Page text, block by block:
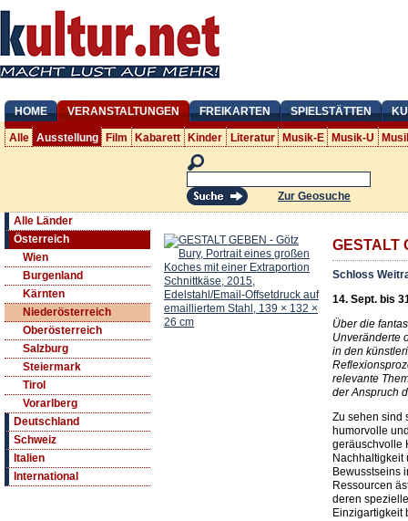
HOME VERANSTALTUNGEN FREIKARTEN SPIELSTÄTTEN
Alle Ausstellung Film Kabarett Kinder Literatur Musik-E Musik-U
Zur Geosuche
Alle Länder
Österreich
Wien
Burgenland
Kärnten
Niederösterreich
Oberösterreich
Salzburg
Steiermark
Tirol
Vorarlberg
Deutschland
Schweiz
Italien
International
GESTALT
Schloss
14. Sept. bis
Über die
Unveränderte
in den
relevante
der Anspruch
Zu sehen sind
humorvolle
geräuschvolle
Nachhaltigkeit
Bewusstseins
Ressourcen
deren
Einzigartigkeit